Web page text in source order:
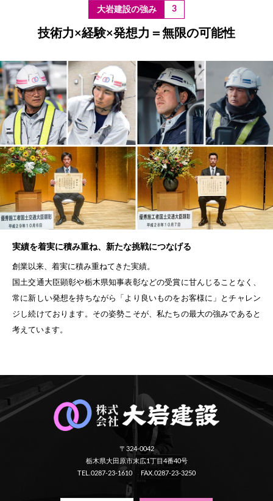
3
技術力×経験×発想力＝無限の可能性
実績を着実に積み重ね、新たな挑戦につなげる
創業以来、着実に積み重ねてきた実績。
国土交通大臣顕彰や栃木県知事表彰などの受賞に甘んじることなく、
常に新しい発想を持ちながら「より良いものをお客様に」とチャレン
ジし続けております。その姿勢こそが、私たちの最大の強みであると
考えています。
〒324-0042
栃木県大田原市末広1丁目4番40号
TEL.0287-23-1610
FAX.0287-23-3250